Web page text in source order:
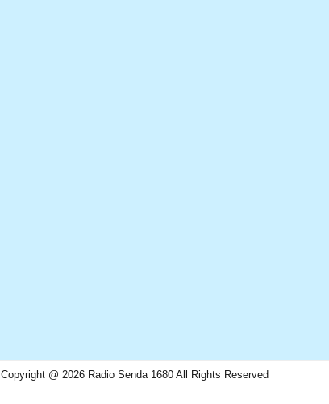
Copyright @ 2026 Radio Senda 1680 All Rights Reserved